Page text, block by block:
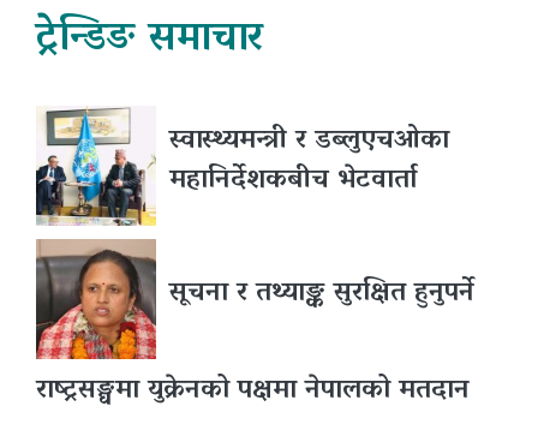
ट्रेन्डिङ समाचार
स्वास्थ्यमन्त्री र डब्लुएचओका
महानिर्देशकबीच भेटवार्ता
सूचना र तथ्याङ्क सुरक्षित हुनुपर्ने
राष्ट्रसङ्घमा युक्रेनको पक्षमा नेपालको मतदान